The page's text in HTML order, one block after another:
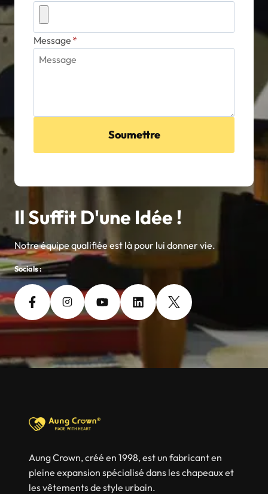
Message *
Soumettre
Il Suffit D'une Idée !
Notre équipe qualifiée est là pour lui donner vie.
Socials :
Aung Crown, créé en 1998, est un fabricant en
pleine expansion spécialisé dans les chapeaux et
les vêtements de style urbain.